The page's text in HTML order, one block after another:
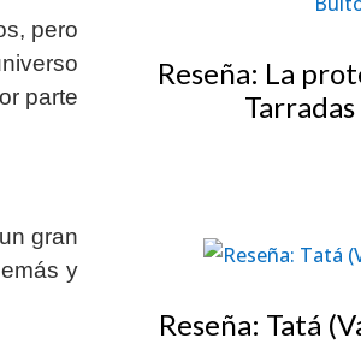
pero
parte
gran
y
Reseña: La
Reseña: Tatá